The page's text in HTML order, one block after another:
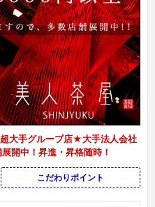
大手グループ店★大手法人会社
開中！昇進・昇格随時！
こだわりポイント